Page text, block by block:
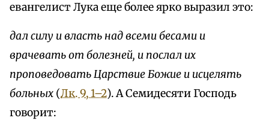
евангелист Лука еще более ярко выразил это:
дал силу и власть над всеми бесами и
врачевать от болезней, и послал их
проповедовать Царствие Божие и исцелять
больных (Лк. 9, 1–2). А Семидесяти Господь
говорит: